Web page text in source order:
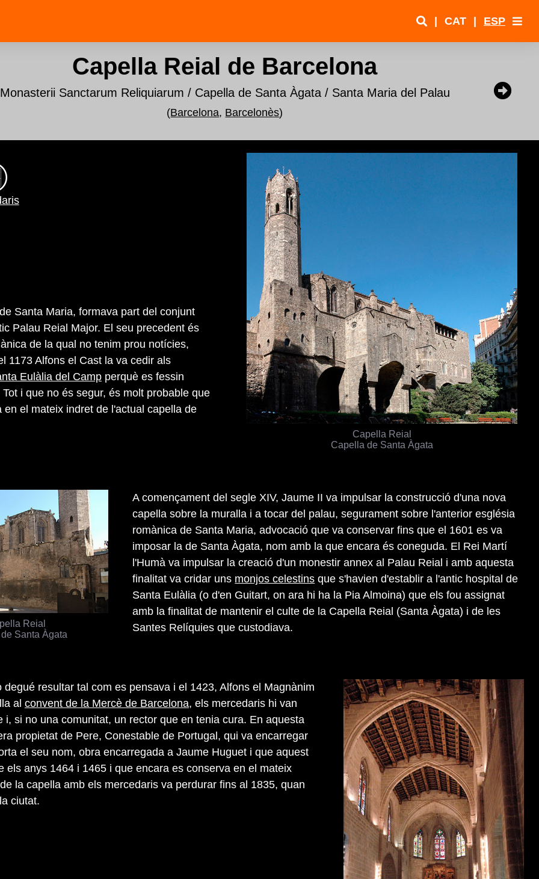
| CAT | ESP
Capella Reial de Barcelona
Monasterii Sanctarum Reliquiarum / Capella de Santa Àgata / Santa Maria del Palau
(Barcelona, Barcelonès)
Capella Reial
Capella de Santa Àgata
Santa Maria, formava part del conjunt
Palau Reial Major. El seu precedent és
de la qual no tenim prou notícies,
1173 Alfons el Cast la va cedir als
Eulàlia del Camp perquè es fessin
i que no és segur, és molt probable que
en el mateix indret de l'actual capella de
Reial
Santa Àgata
A començament del segle XIV, Jaume II va impulsar la construcció d'una nova
capella sobre la muralla i a tocar del palau, segurament sobre l'anterior església
romànica de Santa Maria, advocació que va conservar fins que el 1601 es va
imposar la de Santa Àgata, nom amb la que encara és coneguda. El Rei Martí
l'Humà va impulsar la creació d'un monestir annex al Palau Reial i amb aquesta
finalitat va cridar uns monjos celestins que s'havien d'establir a l'antic hospital de
Santa Eulàlia (o d'en Guitart, on ara hi ha la Pia Almoina) que els fou assignat
amb la finalitat de mantenir el culte de la Capella Reial (Santa Àgata) i de les
Santes Relíquies que custodiava.
degué resultar tal com es pensava i el 1423, Alfons el Magnànim
al convent de la Mercè de Barcelona, els mercedaris hi van
i, si no una comunitat, un rector que en tenia cura. En aquesta
propietat de Pere, Conestable de Portugal, qui va encarregar
el seu nom, obra encarregada a Jaume Huguet i que aquest
els anys 1464 i 1465 i que encara es conserva en el mateix
la capella amb els mercedaris va perdurar fins al 1835, quan
ciutat.